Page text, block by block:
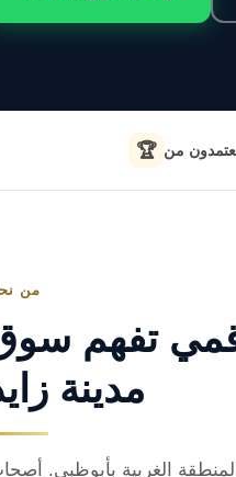
🏆
من
تفهم
مدينة
الغربية بأبوظبي.